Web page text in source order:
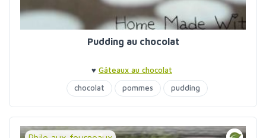
Pudding au chocolat
♥ Gâteaux au chocolat
chocolat
pommes pudding